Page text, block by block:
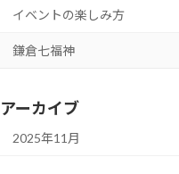
イベントの楽しみ方
鎌倉七福神
アーカイブ
2025年11月